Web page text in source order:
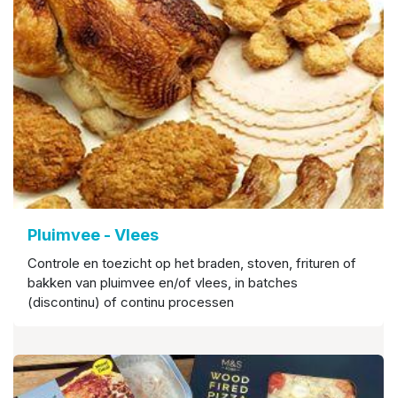
Pluimvee - Vlees
Controle en toezicht op het braden, stoven, frituren of
bakken van pluimvee en/of vlees, in batches
(discontinu) of continu processen